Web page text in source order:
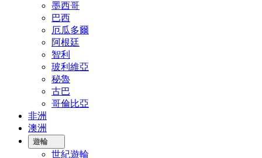
墨西哥
巴西
厄瓜多爾
阿根廷
智利
玻利維亞
秘魯
古巴
哥倫比亞
非洲
澳洲
遊輪
世紀遊輪